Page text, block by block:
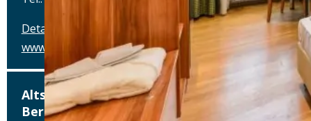
Details
www.alterwirt.de
Altstadthotel, Brauerei-Gasthof-Winkler,
Berching